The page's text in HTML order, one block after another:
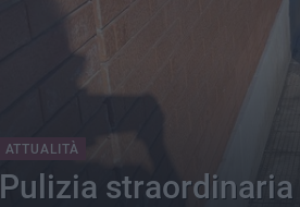
ATTUALITÀ
Pulizia